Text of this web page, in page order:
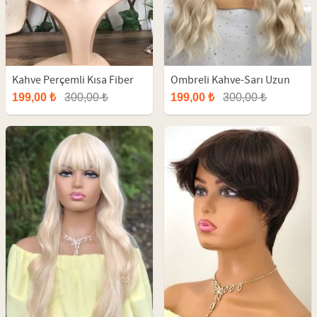
Kahve Perçemli Kısa Fiber
Peruk
199,00 ₺ 300,00 ₺
Ombreli Kahve-Sarı Uzun
Fiber Peruk
199,00 ₺ 300,00 ₺